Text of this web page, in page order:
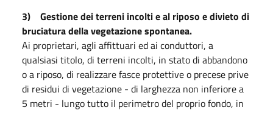
3) Gestione dei terreni incolti e al riposo e divieto di
bruciatura della vegetazione spontanea.
Ai proprietari, agli affittuari ed ai conduttori, a
qualsiasi titolo, di terreni incolti, in stato di abbandono
o a riposo, di realizzare fasce protettive o precese prive
di residui di vegetazione - di larghezza non inferiore a
5 metri - lungo tutto il perimetro del proprio fondo, in